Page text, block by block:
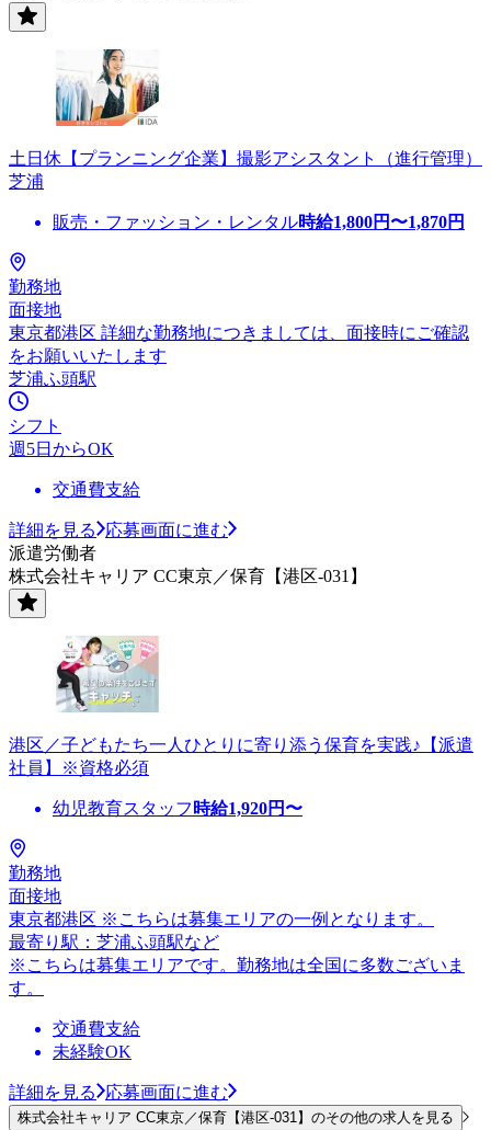
土日休【プランニング企業】撮影アシスタント（進行管理）
芝浦
販売・ファッション・レンタル時給1,800円〜1,870円
勤務地
面接地
東京都港区 詳細な勤務地につきましては、面接時にご確認
をお願いいたします
芝浦ふ頭駅
シフト
週5日からOK
交通費支給
詳細を見る
応募画面に進む
派遣労働者
株式会社キャリア CC東京／保育【港区-031】
港区／子どもたち一人ひとりに寄り添う保育を実践♪【派遣
社員】※資格必須
幼児教育スタッフ 時給1,920円〜
勤務地
面接地
東京都港区 ※こちらは募集エリアの一例となります。
最寄り駅：芝浦ふ頭駅など
※こちらは募集エリアです。勤務地は全国に多数ございま
す。
交通費支給
未経験OK
詳細を見る 応募画面に進む
株式会社キャリア CC東京／保育【港区-031】のその他の求人を見る